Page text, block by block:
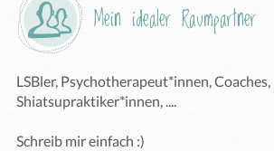
Mein idealer Raumpartner
LSBler, Psychotherapeut*innen, Coaches,
Shiatsupraktiker*innen, ....
Schreib mir einfach :)